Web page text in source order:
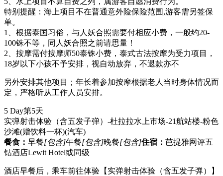
特别提醒：海上项目不在普通意外险保险范围,游客需另签保
单。
1、根据泰国习俗，与人妖合照需要付相应小费，一般约20-
100铢不等，同人妖合照之前请思量！
2、按摩需付按摩师50泰铢小费，泰式古法按摩为受力项目，
18岁以下小孩不予安排，视自动放弃，不退款亦不
另外安排其他项目；年长着参加按摩根据老人当时身体情况而
定，严格听从工作人员安排。
5 Day第5天
实弹射击体验（含五发子弹）-杜拉拉水上市场-21航站楼-粉色
沙滩(赠饮料一杯)(汽车)
餐食： 早餐[包含]午餐[包含]晚餐[包含]住宿： 芭提雅网评五
钻酒店Lewit Hotel或同级
酒店早餐后，乘车前往体验【实弹射击体验（含五发子弹）】